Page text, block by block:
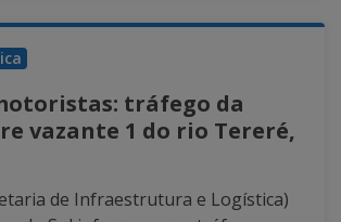
tráfego da
vazante 1 do rio Tereré,
de Infraestrutura e Logística)